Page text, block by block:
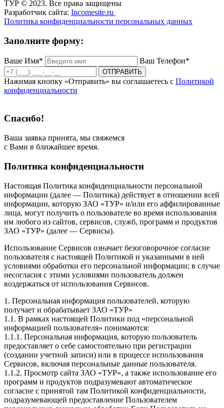
ТУР © 2023. Все права защищены
Разработчик сайта: Incomesite.ru
Политика конфиденциальности персональных данных
Заполните форму:
Ваше Имя* Ваш Телефон*
ОТПРАВИТЬ
Нажимая кнопку «Отправить» вы соглашаетесь с Политикой
конфиденциальности
Спасибо!
Ваша заявка принята, мы свяжемся
с Вами в ближайшее время.
Политика конфиденциальности
Настоящая Политика конфиденциальности персональной
информации (далее — Политика) действует в отношении всей
информации, которую ЗАО «ТУР» и/или его аффилированные
лица, могут получить о пользователе во время использования
им любого из сайтов, сервисов, служб, программ и продуктов
ЗАО «ТУР» (далее — Сервисы).
Использование Сервисов означает безоговорочное согласие
пользователя с настоящей Политикой и указанными в ней
условиями обработки его персональной информации; в случае
несогласия с этими условиями пользователь должен
воздержаться от использования Сервисов.
1. Персональная информация пользователей, которую
получает и обрабатывает ЗАО «ТУР»
1.1. В рамках настоящей Политики под «персональной
информацией пользователя» понимаются:
1.1.1. Персональная информация, которую пользователь
предоставляет о себе самостоятельно при регистрации
(создании учетной записи) или в процессе использования
Сервисов, включая персональные данные пользователя.
1.1.2. Просмотр сайта ЗАО «ТУР», а также использование его
программ и продуктов подразумевают автоматическое
согласие с принятой там Политикой конфиденциальности,
подразумевающей предоставление Пользователем